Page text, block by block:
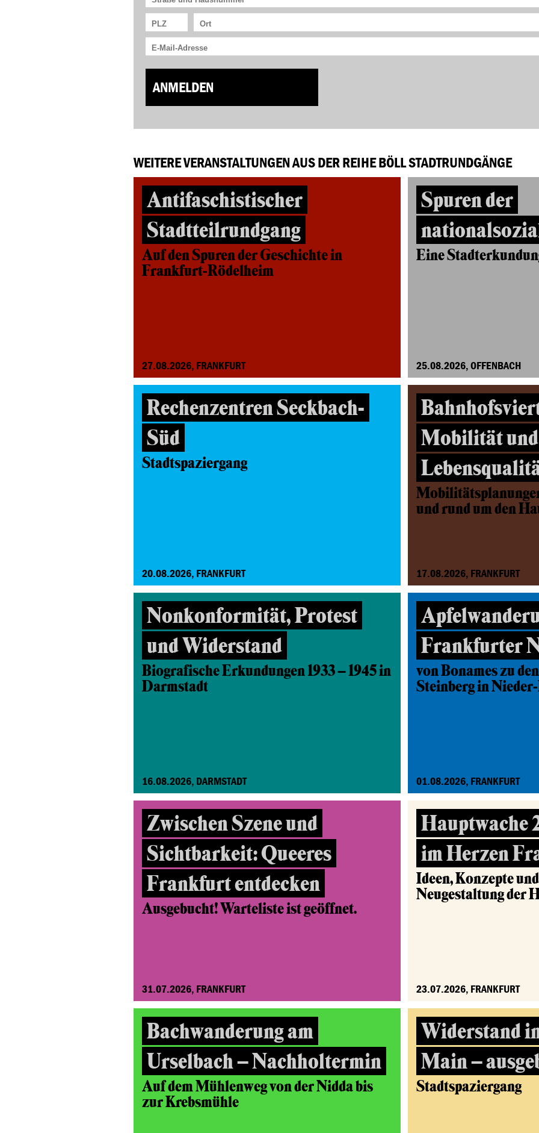
ANMELDEN
WEITERE VERANSTALTUNGEN AUS DER REIHE BÖLL STADTRUNDGÄNGE
Antifaschistischer
Stadtteilrundgang
Auf den Spuren der Geschichte in
Frankfurt-Rödelheim
27.08.2026, FRANKFURT
Spuren der
Eine
25.08.2026, OFFENBACH
Rechenzentren Seckbach-
Süd
Stadtspaziergang
20.08.2026, FRANKFURT
Mobilität und
und rund um den
17.08.2026, FRANKFURT
Nonkonformität, Protest
und Widerstand
Biografische Erkundungen 1933 – 1945 in
Darmstadt
16.08.2026, DARMSTADT
Frankfurter
von Bonames zu
Steinberg in
01.08.2026, FRANKFURT
Zwischen Szene und
Sichtbarkeit: Queeres
Frankfurt entdecken
Ausgebucht! Warteliste ist geöffnet.
31.07.2026, FRANKFURT
Hauptwache
im Herzen
Ideen, Konzepte
Neugestaltung der
23.07.2026, FRANKFURT
Bachwanderung am
Urselbach – Nachholtermin
Auf dem Mühlenweg von der Nidda bis
zur Krebsmühle
Widerstand
Main –
Stadtspaziergang